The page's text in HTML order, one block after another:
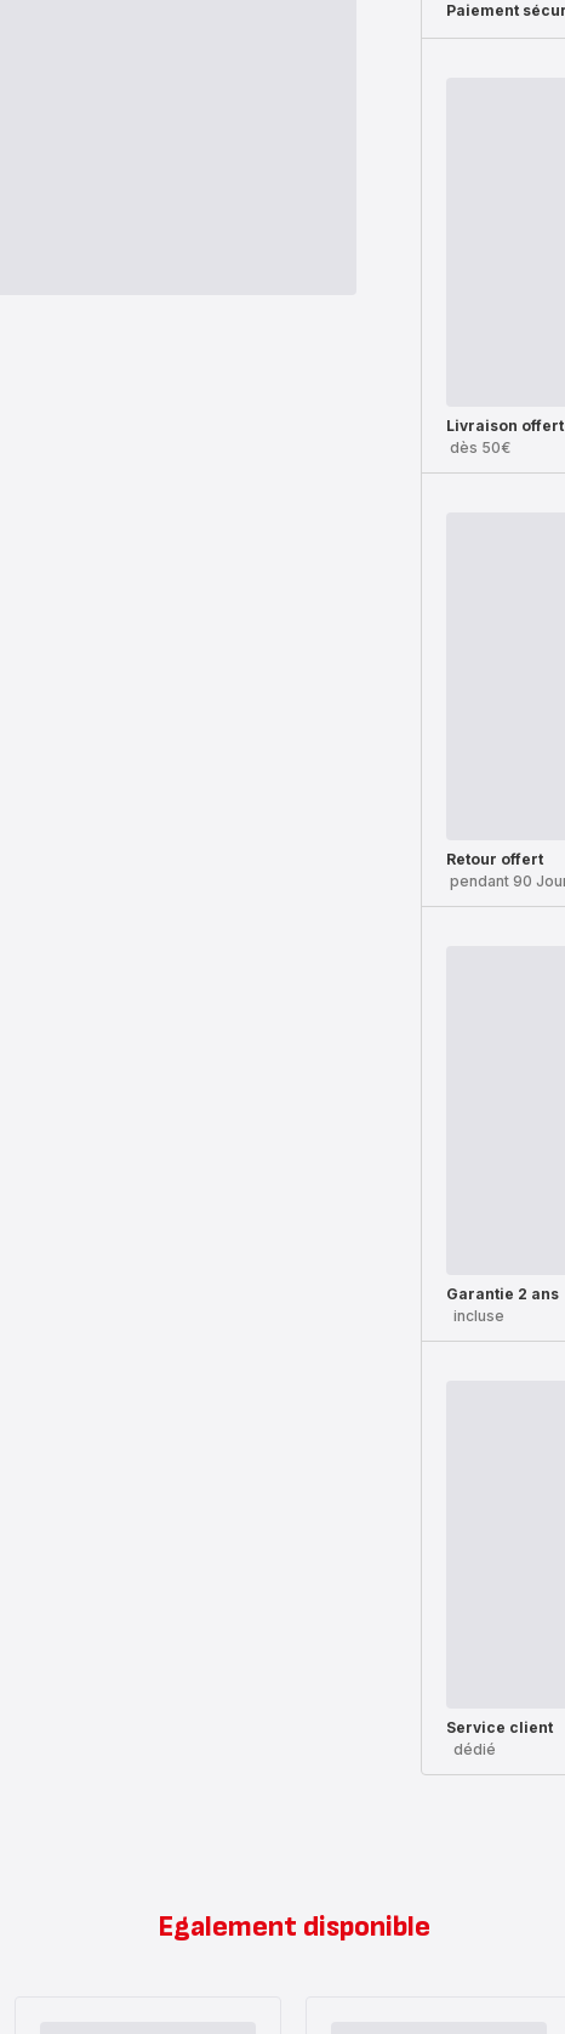
Paiement
Livraison
dès 50€
Retour offert
pendant 90
Garantie 2 ans
incluse
Service client
dédié
Egalement disponible